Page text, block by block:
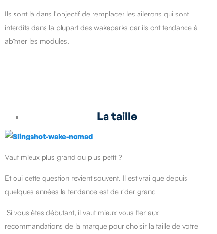
Ils sont là dans l'objectif de remplacer les ailerons qui sont
interdits dans la plupart des wakeparks car ils ont tendance à
abîmer les modules.
La taille
Vaut mieux plus grand ou plus petit ?
Et oui cette question revient souvent. Il est vrai que depuis
quelques années la tendance est de rider grand
Si vous êtes débutant, il vaut mieux vous fier aux
recommandations de la marque pour choisir la taille de votre